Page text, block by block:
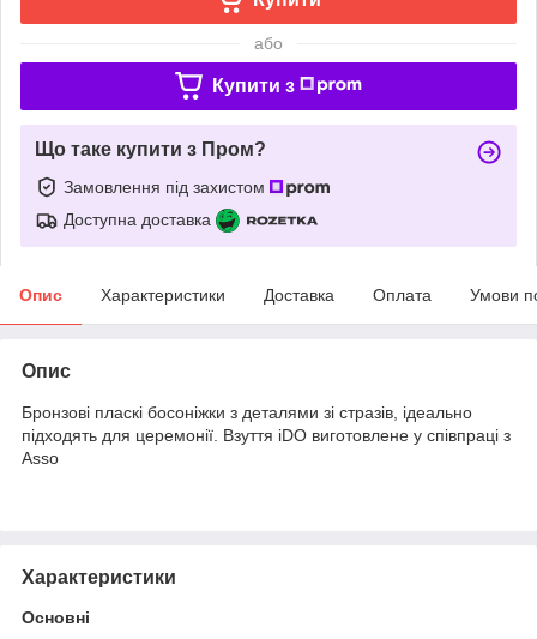
або
Купити з
Що таке купити з Пром?
Замовлення під захистом
Доступна доставка
Опис Характеристики Доставка Оплата Умови
Опис
Бронзові пласкі босоніжки з деталями зі стразів, ідеально
підходять для церемонії. Взуття iDO виготовлене у співпраці з
Asso
Характеристики
Основні